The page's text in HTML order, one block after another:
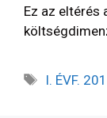
Ez az eltérés
I. ÉVF.